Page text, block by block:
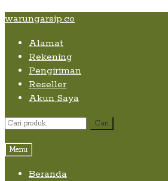
Skip
content
Skip
navigation
Skip
content
warungarsip.co
Alamat
Rekening
Pengiriman
Reseller
Akun Saya
Pencarian
Cari
Menu
Beranda